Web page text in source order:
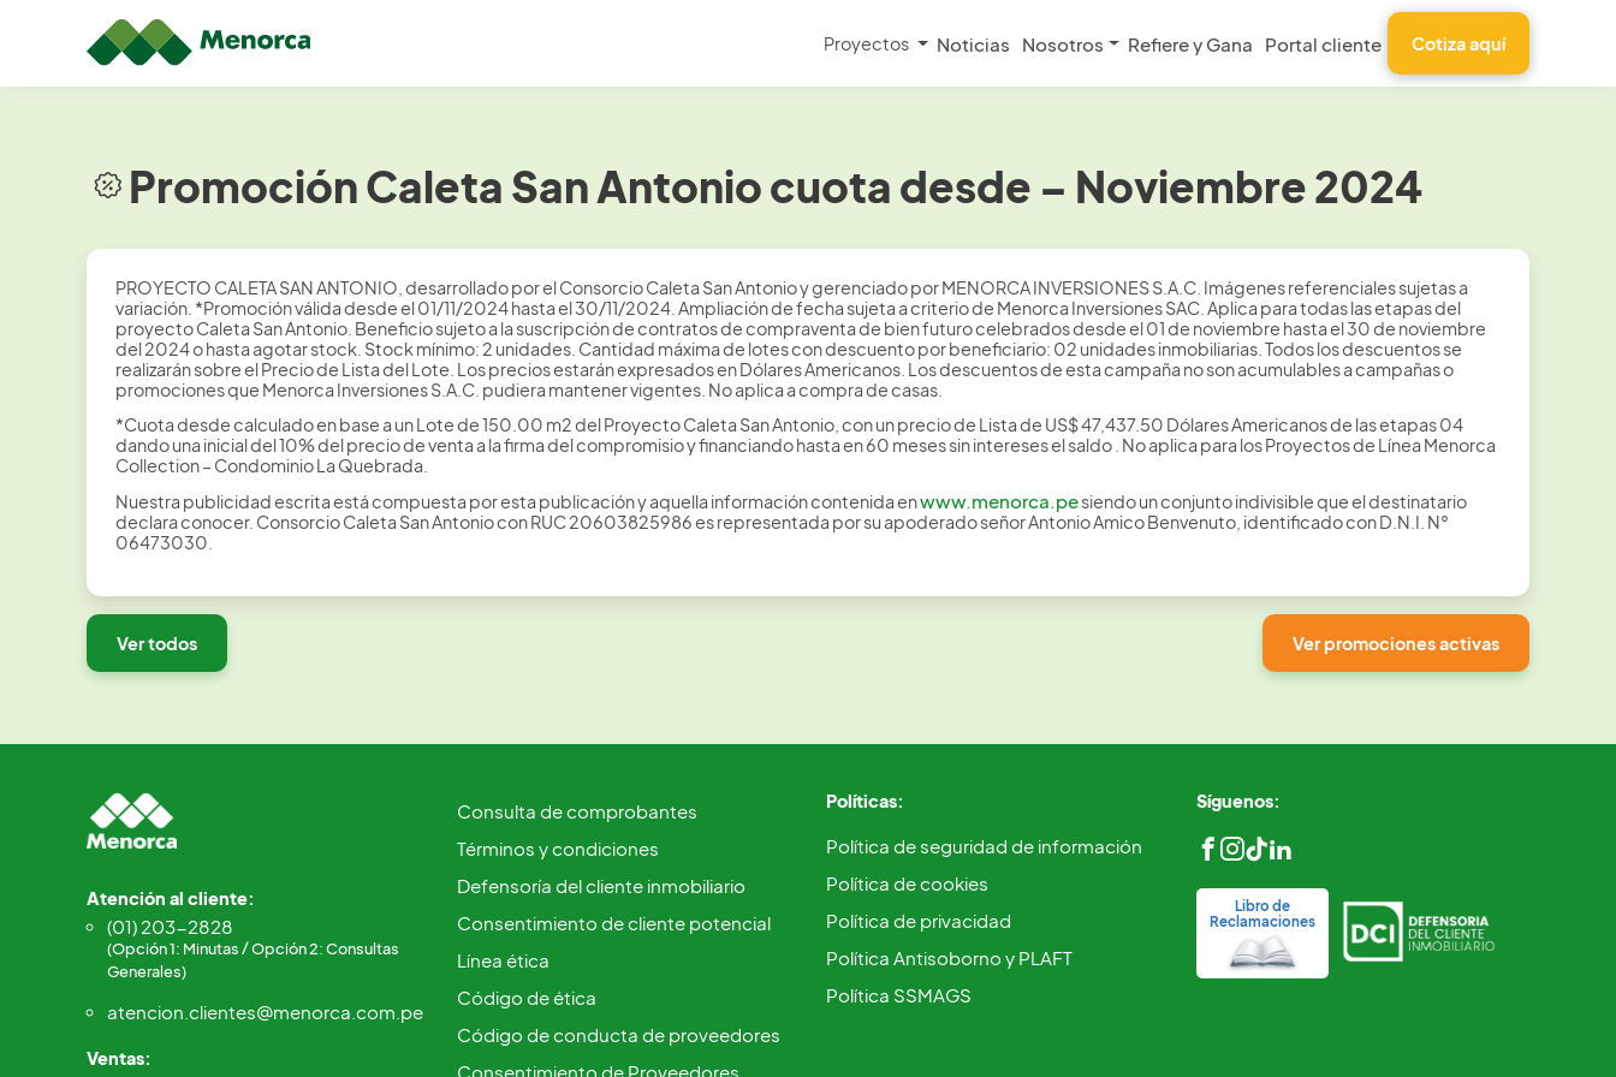
Proyectos Noticias Nosotros Refiere y Gana Portal cliente Cotiza aquí
Promoción Caleta San Antonio cuota desde – Noviembre 2024
PROYECTO CALETA SAN ANTONIO, desarrollado por el Consorcio Caleta San Antonio y gerenciado por MENORCA INVERSIONES S.A.C. Imágenes referenciales sujetas a
variación. *Promoción válida desde el 01/11/2024 hasta el 30/11/2024. Ampliación de fecha sujeta a criterio de Menorca Inversiones SAC. Aplica para todas las etapas del
proyecto Caleta San Antonio. Beneficio sujeto a la suscripción de contratos de compraventa de bien futuro celebrados desde el 01 de noviembre hasta el 30 de noviembre
del 2024 o hasta agotar stock. Stock mínimo: 2 unidades. Cantidad máxima de lotes con descuento por beneficiario: 02 unidades inmobiliarias. Todos los descuentos se
realizarán sobre el Precio de Lista del Lote. Los precios estarán expresados en Dólares Americanos. Los descuentos de esta campaña no son acumulables a campañas o
promociones que Menorca Inversiones S.A.C. pudiera mantener vigentes. No aplica a compra de casas.
*Cuota desde calculado en base a un Lote de 150.00 m2 del Proyecto Caleta San Antonio, con un precio de Lista de US$ 47,437.50 Dólares Americanos de las etapas 04
dando una inicial del 10% del precio de venta a la firma del compromisio y financiando hasta en 60 meses sin intereses el saldo . No aplica para los Proyectos de Línea Menorca
Collection – Condominio La Quebrada.
Nuestra publicidad escrita está compuesta por esta publicación y aquella información contenida enwww.menorca.pesiendo un conjunto indivisible que el destinatario
declara conocer. Consorcio Caleta San Antonio con RUC 20603825986 es representada por su apoderado señor Antonio Amico Benvenuto, identificado con D.N.I. N°
06473030.
Ver todos Ver promociones activas
Atención al cliente:
(01) 203-2828
(Opción 1: Minutas / Opción 2: Consultas
Generales)
atencion.clientes@menorca.com.pe
Ventas:
Consulta de comprobantes
Términos y condiciones
Defensoría del cliente inmobiliario
Consentimiento de cliente potencial
Línea ética
Código de ética
Código de conducta de proveedores
Consentimiento de Proveedores
Políticas:
Política de seguridad de información
Política de cookies
Política de privacidad
Política Antisoborno y PLAFT
Política SSMAGS
Síguenos:
Libro de
Reclamaciones